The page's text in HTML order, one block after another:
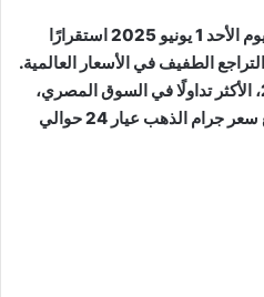
شهدت أسعار الذهب في مصر اليوم الأحد 1 يونيو 2025 استقرارًا
الطفيف في الأسعار العالمية.
وسجل سعر جرام الذهب عيار 21، الأكثر تداولًا في السوق المصري،
نحو 4600 جنيه للشراء، فيما بلغ سعر جرام الذهب عيار 24 حوالي